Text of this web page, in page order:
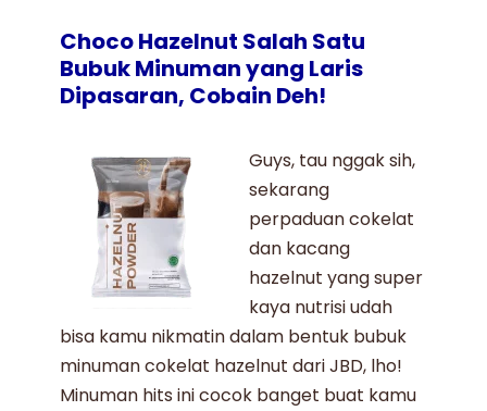
Choco Hazelnut Salah Satu
Bubuk Minuman yang Laris
Dipasaran, Cobain Deh!
Guys, tau nggak sih,
sekarang
perpaduan cokelat
dan kacang
hazelnut yang super
kaya nutrisi udah
bisa kamu nikmatin dalam bentuk bubuk
minumancokelat hazelnut dariJBD, lho!
Minuman hits ini cocok banget buat kamu